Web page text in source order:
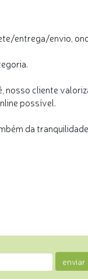
entrega/envio,
nosso cliente
possível.
da
enviar